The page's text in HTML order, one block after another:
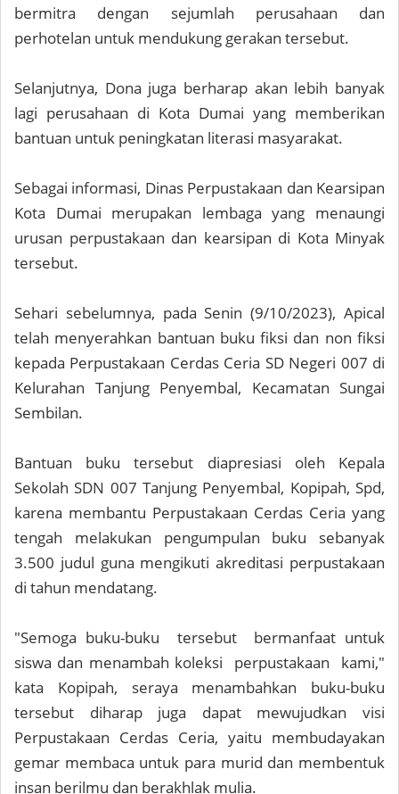
bermitra dengan sejumlah perusahaan dan
perhotelan untuk mendukung gerakan tersebut.
Selanjutnya, Dona juga berharap akan lebih banyak
lagi perusahaan di Kota Dumai yang memberikan
bantuan untuk peningkatan literasi masyarakat.
Sebagai informasi, Dinas Perpustakaan dan Kearsipan
Kota Dumai merupakan lembaga yang menaungi
urusan perpustakaan dan kearsipan di Kota Minyak
tersebut.
Sehari sebelumnya, pada Senin (9/10/2023), Apical
telah menyerahkan bantuan buku fiksi dan non fiksi
kepada Perpustakaan Cerdas Ceria SD Negeri 007 di
Kelurahan Tanjung Penyembal, Kecamatan Sungai
Sembilan.
Bantuan buku tersebut diapresiasi oleh Kepala
Sekolah SDN 007 Tanjung Penyembal, Kopipah, Spd,
karena membantu Perpustakaan Cerdas Ceria yang
tengah melakukan pengumpulan buku sebanyak
3.500 judul guna mengikuti akreditasi perpustakaan
di tahun mendatang.
"Semoga buku-buku tersebut bermanfaat untuk
siswa dan menambah koleksi perpustakaan kami,"
kata Kopipah, seraya menambahkan buku-buku
tersebut diharap juga dapat mewujudkan visi
Perpustakaan Cerdas Ceria, yaitu membudayakan
gemar membaca untuk para murid dan membentuk
insan berilmu dan berakhlak mulia.